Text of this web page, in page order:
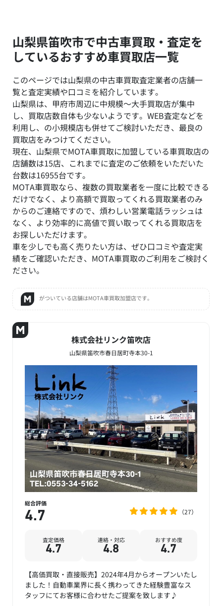
山梨県笛吹市で中古車買取・査定を
しているおすすめ車買取店一覧
このページでは山梨県の中古車買取査定業者の店舗一
覧と査定実績や口コミを紹介しています。
山梨県は、甲府市周辺に中規模～大手買取店が集中
し、買取店数自体も少ないようです。WEB査定などを
利用し、の小規模店も併せてご検討いただき、最良の
買取店をみつけてください。
現在、山梨県でMOTA車買取に加盟している車買取店の
店舗数は15店、これまでに査定のご依頼をいただいた
台数は16955台です。
MOTA車買取なら、複数の買取業者を一度に比較できる
だけでなく、より高額で買取ってくれる買取業者のみ
からのご連絡ですので、煩わしい営業電話ラッシュは
なく、より効率的に高値で買い取ってくれる買取店を
お探しいただけます。
車を少しでも高く売りたい方は、ぜひ口コミや査定実
績をご確認いただき、MOTA車買取のご利用をご検討く
ださい。
がついている店舗はMOTA車買取加盟店です。
株式会社リンク笛吹店
山梨県笛吹市春日居町寺本30-1
総合評価
4.7 27
査定価格
4.7
連絡・対応
4.8
おすすめ度
4.7
【高価買取・直接販売】2024年4月からオープンいたし
ました！自動車業界に長く携わってきた経験豊富なス
タッフにてお客様に合わせたご提案を致します♪